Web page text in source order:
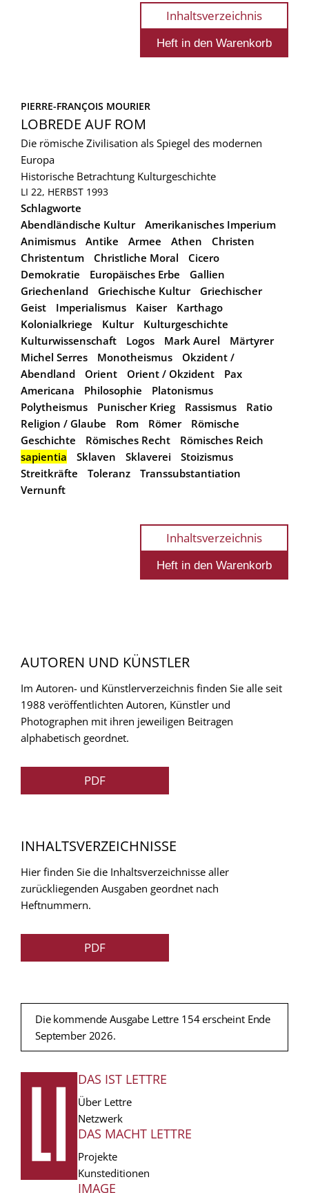
Inhaltsverzeichnis
PIERRE-FRANÇOIS MOURIER
LOBREDE AUF ROM
Die römische Zivilisation als Spiegel des modernen
Europa
Historische Betrachtung Kulturgeschichte
LI 22, HERBST 1993
Schlagworte
Abendländische Kultur
Amerikanisches Imperium
Animismus
Antike Armee Athen
Christen
Christentum
Christliche Moral
Cicero
Demokratie
Europäisches Erbe
Gallien
Griechenland
Griechische Kultur
Griechischer
Geist
Imperialismus Kaiser
Karthago
Kolonialkriege
Kultur
Kulturgeschichte
Kulturwissenschaft
Logos Mark Aurel
Märtyrer
Michel Serres
Monotheismus
Okzident /
Abendland
Orient Orient / Okzident
Pax
Americana
Philosophie
Platonismus
Polytheismus
Punischer Krieg Rassismus
Ratio
Religion / Glaube
Rom Römer
Römische
Geschichte
Römisches Recht
Römisches Reich
sapientia
Sklaven Sklaverei
Stoizismus
Streitkräfte
Toleranz
Transsubstantiation
Vernunft
Inhaltsverzeichnis
AUTOREN UND KÜNSTLER
Im Autoren- und Künstlerverzeichnis finden Sie alle seit
1988 veröffentlichten Autoren, Künstler und
Photographen mit ihren jeweiligen Beitragen
alphabetisch geordnet.
PDF
INHALTSVERZEICHNISSE
Hier finden Sie die Inhaltsverzeichnisse aller
zurückliegenden Ausgaben geordnet nach
Heftnummern.
PDF
Die kommende Ausgabe Lettre 154 erscheint Ende
September 2026.
FUSSZEILE
DAS IST LETTRE
Über Lettre
Netzwerk
DAS MACHT LETTRE
Projekte
Kunsteditionen
IMAGE